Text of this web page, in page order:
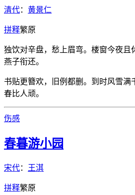
清代： 黄景仁
拼释繁原
独饮对辛盘，愁上眉弯。楼窗今夜且
燕子衔还。
书贴更簪欢，旧例都删。到时风雪满
春比人顽。
伤感
春暮游小园
宋代： 王淇
拼释繁原